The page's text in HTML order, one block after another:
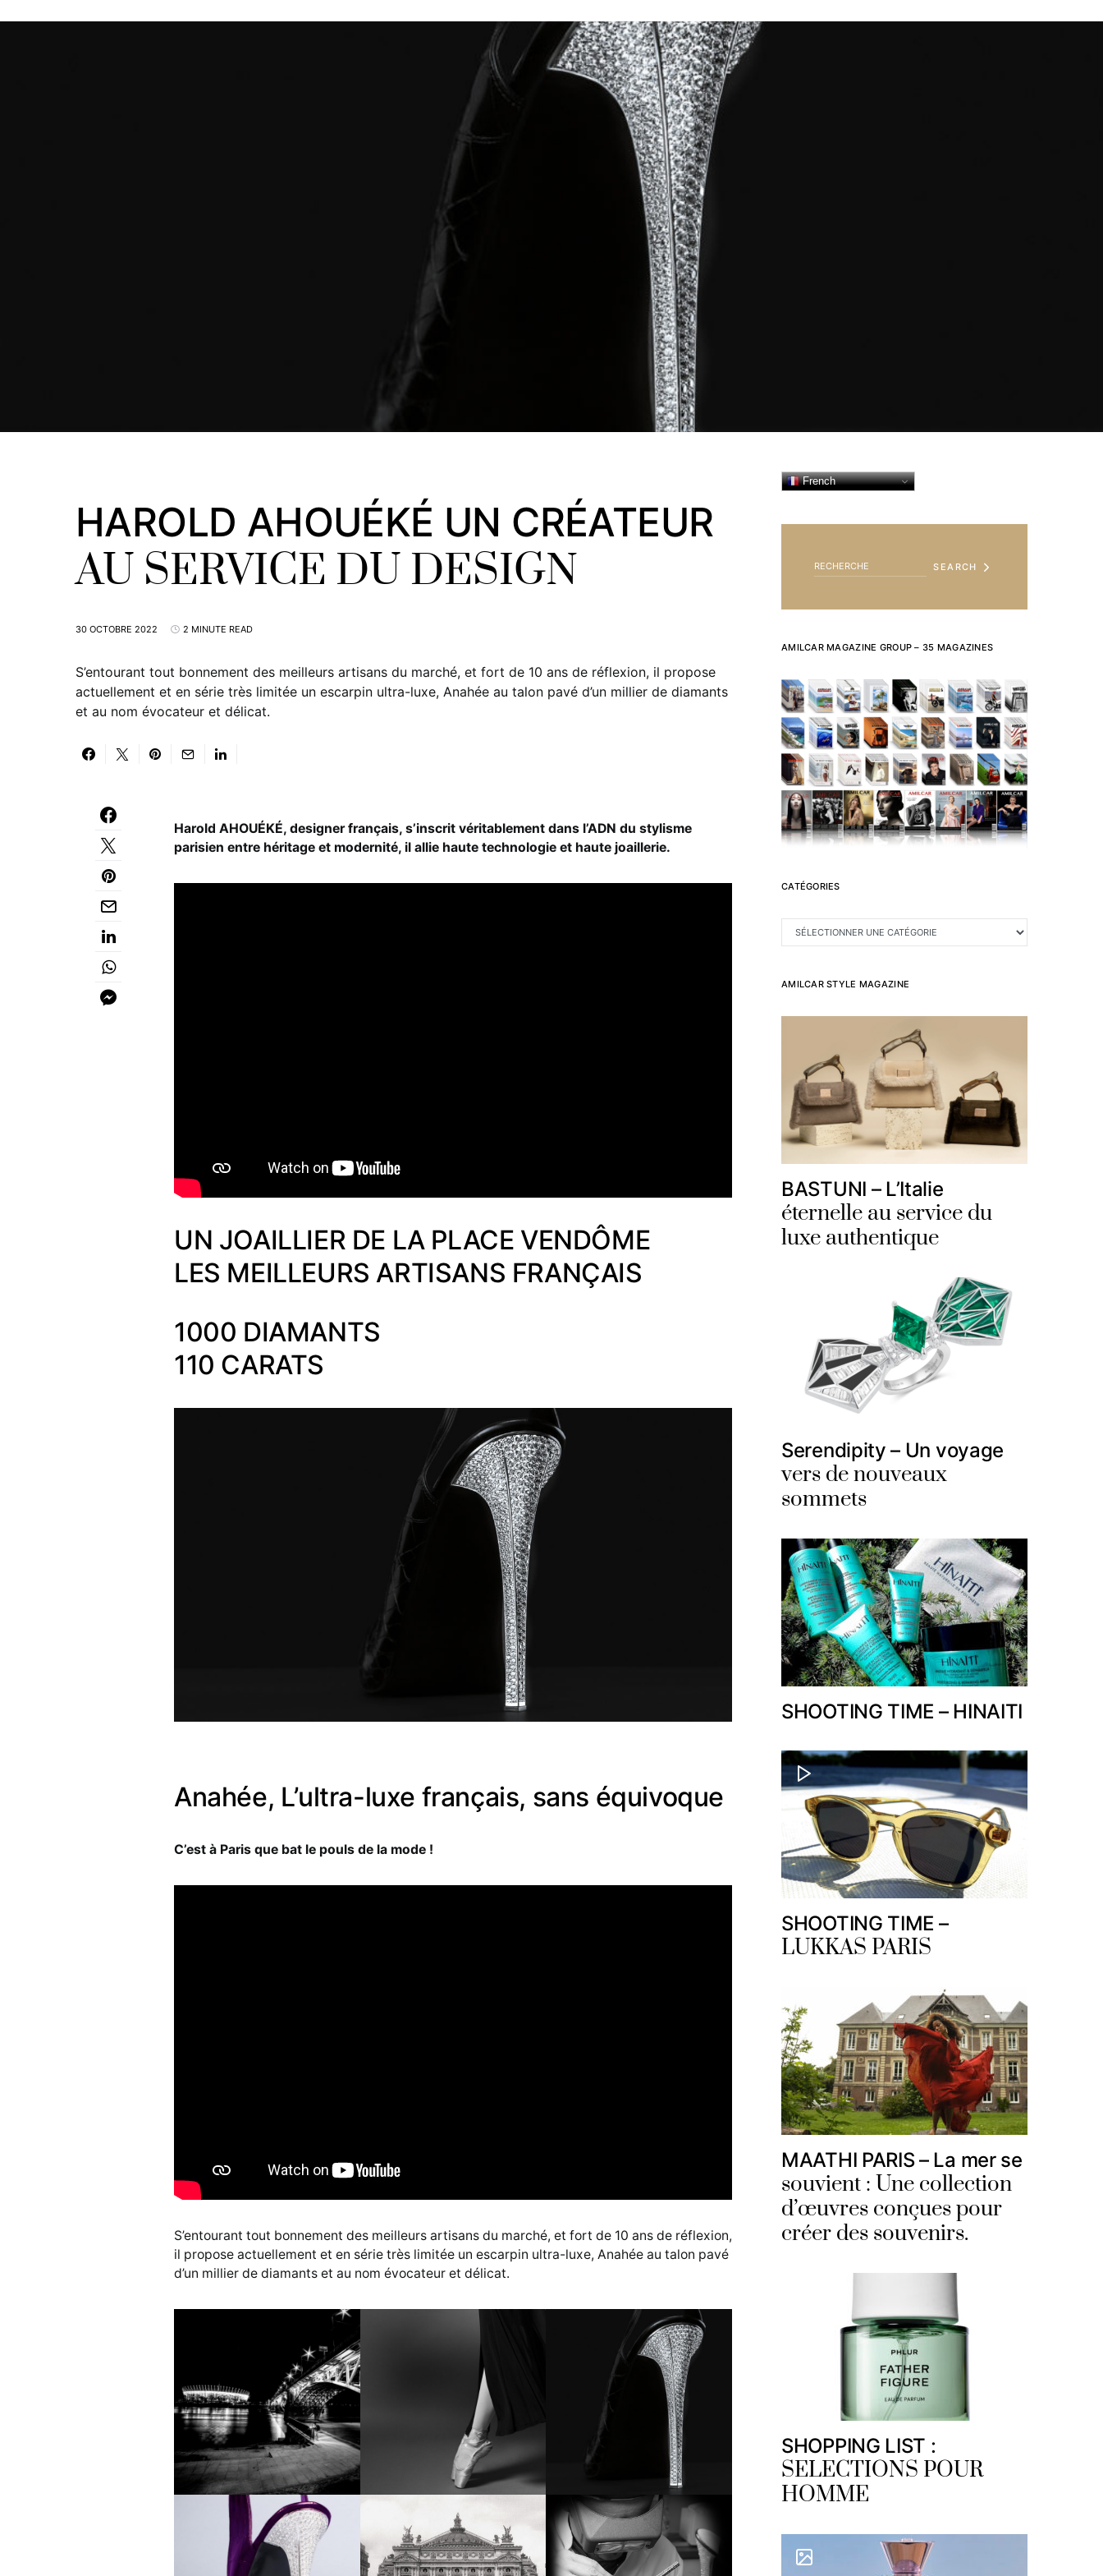
HAROLD AHOUÉKÉ UN CRÉATEUR
AU SERVICE DU DESIGN
30 OCTOBRE 2022 2 MINUTE READ
S’entourant tout bonnement des meilleurs artisans du marché, et fort de 10 ans de réflexion, il propose
actuellement et en série très limitée un escarpin ultra-luxe, Anahée au talon pavé d’un millier de diamants
et au nom évocateur et délicat.
Harold AHOUÉKÉ, designer français, s’inscrit véritablement dans l’ADN du stylisme
parisien entre héritage et modernité, il allie haute technologie et haute joaillerie.
UN JOAILLIER DE LA PLACE VENDÔME
LES MEILLEURS ARTISANS FRANÇAIS
1000 DIAMANTS
110 CARATS
Anahée, L’ultra-luxe français, sans équivoque
C’est à Paris que bat le pouls de la mode !
S’entourant tout bonnement des meilleurs artisans du marché, et fort de 10 ans de réflexion,
il propose actuellement et en série très limitée un escarpin ultra-luxe, Anahée au talon pavé
d’un millier de diamants et au nom évocateur et délicat.
French
SEARCH
AMILCAR MAGAZINE GROUP – 35 MAGAZINES
CATÉGORIES
CATÉGORIES
AMILCAR STYLE MAGAZINE
BASTUNI – L’Italie
éternelle au service du
luxe authentique
Serendipity – Un voyage
vers de nouveaux
sommets
SHOOTING TIME – HINAITI
SHOOTING TIME –
LUKKAS PARIS
MAATHI PARIS – La mer se
souvient : Une collection
d’œuvres conçues pour
créer des souvenirs.
SHOPPING LIST :
SELECTIONS POUR
HOMME